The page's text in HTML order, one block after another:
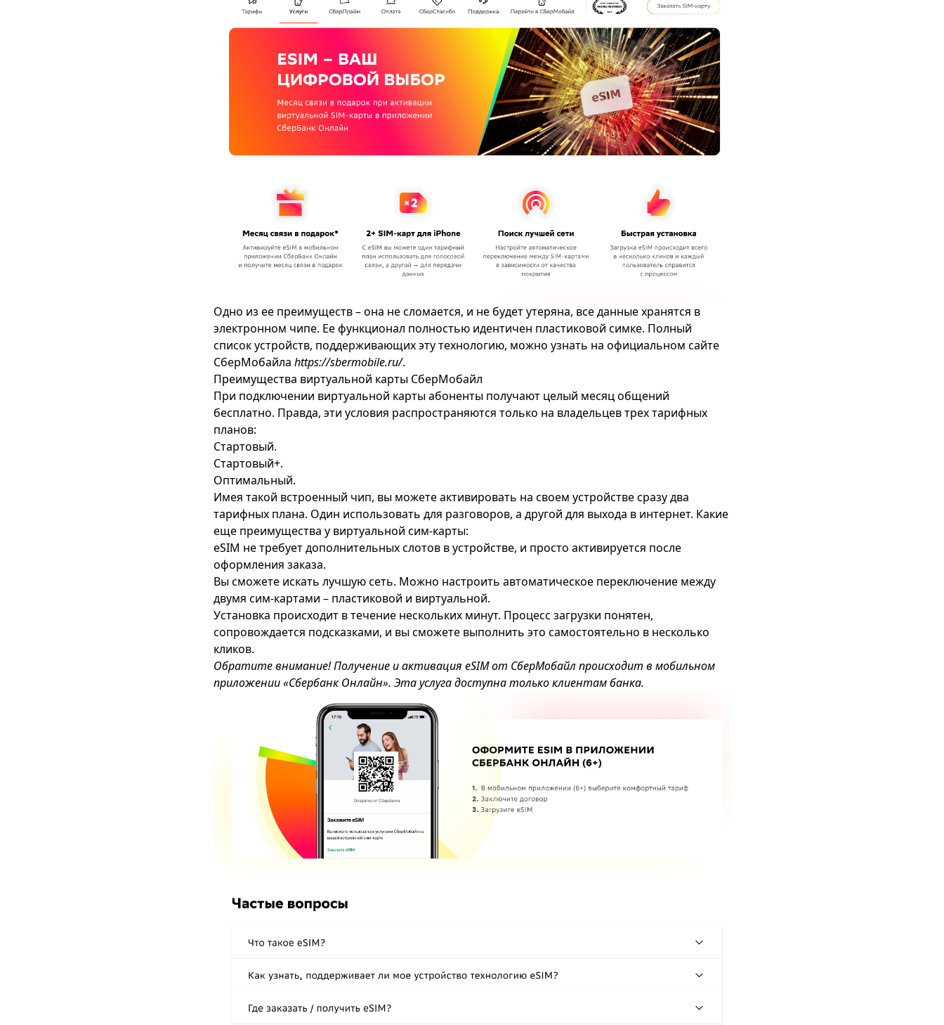
Одно из ее преимуществ – она не сломается, и не будет утеряна, все данные хранятся в
электронном чипе. Ее функционал полностью идентичен пластиковой симке. Полный
список устройств, поддерживающих эту технологию, можно узнать на официальном сайте
СберМобайла https://sbermobile.ru/.
Преимущества виртуальной карты СберМобайл
При подключении виртуальной карты абоненты получают целый месяц общений
бесплатно. Правда, эти условия распространяются только на владельцев трех тарифных
планов:
Стартовый.
Стартовый+.
Оптимальный.
Имея такой встроенный чип, вы можете активировать на своем устройстве сразу два
тарифных плана. Один использовать для разговоров, а другой для выхода в интернет. Какие
еще преимущества у виртуальной сим-карты:
eSIM не требует дополнительных слотов в устройстве, и просто активируется после
оформления заказа.
Вы сможете искать лучшую сеть. Можно настроить автоматическое переключение между
двумя сим-картами – пластиковой и виртуальной.
Установка происходит в течение нескольких минут. Процесс загрузки понятен,
сопровождается подсказками, и вы сможете выполнить это самостоятельно в несколько
кликов.
Обратите внимание! Получение и активация eSIM от СберМобайл происходит в мобильном
приложении «Сбербанк Онлайн». Эта услуга доступна только клиентам банка.